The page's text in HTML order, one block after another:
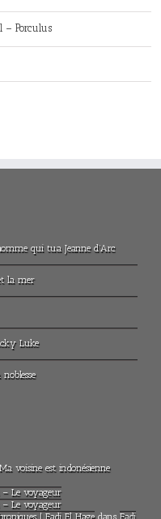
– Porculus
qui tua Jeanne d’Arc
la mer
Luke
voisine est indonésienne
– Le voyageur
– Le voyageur
| Fadi El Hagedans Fadi